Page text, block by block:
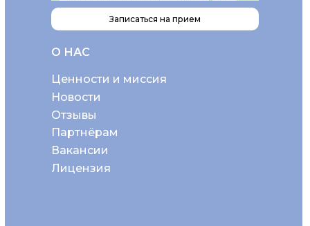
О НАС
Ценности и миссия
Новости
Отзывы
Партнёрам
Вакансии
Лицензия
Записаться на прием